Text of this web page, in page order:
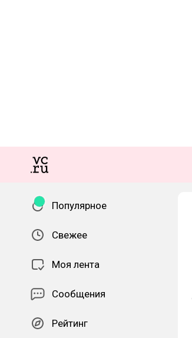
Популярное
Свежее
Моя лента
Сообщения
Рейтинг